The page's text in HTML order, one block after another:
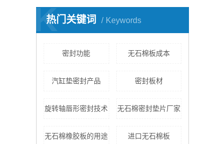
热门关键词 Keywords
K
密封功能 无石棉板成本
汽缸垫密封产品 密封板材
旋转轴唇形密封技术 无石棉密封垫片厂家
无石棉橡胶板的用途 进口无石棉板